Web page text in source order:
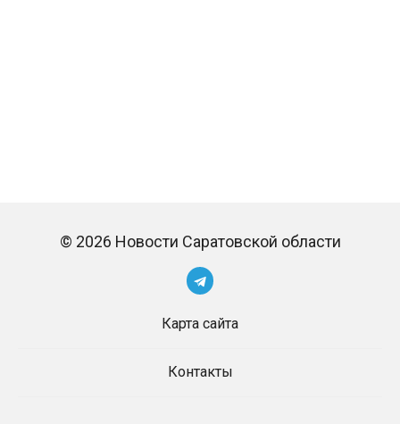
© 2026 Новости Саратовской области
Карта сайта
Контакты